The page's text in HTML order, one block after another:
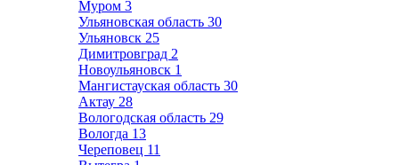
Муром 3
Ульяновская область 30
Ульяновск 25
Димитровград 2
Новоульяновск 1
Мангистауская область 30
Актау 28
Вологодская область 29
Вологда 13
Череповец 11